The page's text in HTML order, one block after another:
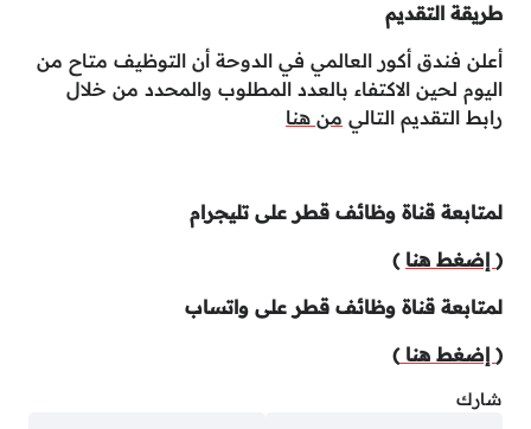
طريقة التقديم
أعلن فندق أكور العالمي في الدوحة أن التوظيف متاح من
اليوم لحين الاكتفاء بالعدد المطلوب والمحدد من خلال
رابط التقديم التالي من هنا
لمتابعة قناة وظائف قطر على تليجرام
( إضغط هنا )
لمتابعة قناة وظائف قطر على واتساب
( إضغط هنا)
شارك